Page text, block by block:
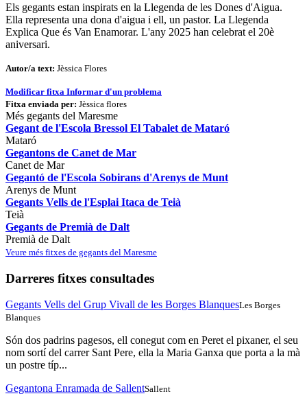
Els gegants estan inspirats en la Llegenda de les Dones d'Aigua.
Ella representa una dona d'aigua i ell, un pastor. La Llegenda
Explica Que és Van Enamorar. L'any 2025 han celebrat el 20è
aniversari.
Autor/a text: Jèssica Flores
Modificar fitxa Informar d'un problema
Fitxa enviada per: Jèssica flores
Més gegants del Maresme
Gegant de l'Escola Bressol El Tabalet de Mataró
Mataró
Gegantons de Canet de Mar
Canet de Mar
Gegantó de l'Escola Sobirans d'Arenys de Munt
Arenys de Munt
Gegants Vells de l'Esplai Itaca de Teià
Teià
Gegants de Premià de Dalt
Premià de Dalt
Veure més fitxes de gegants del Maresme
Darreres fitxes consultades
Gegants Vells del Grup Vivall de les Borges BlanquesLes Borges
Blanques
Són dos padrins pagesos, ell conegut com en Peret el pixaner, el seu
nom sortí del carrer Sant Pere, ella la Maria Ganxa que porta a la mà
un postre típ...
Gegantona Enramada de SallentSallent